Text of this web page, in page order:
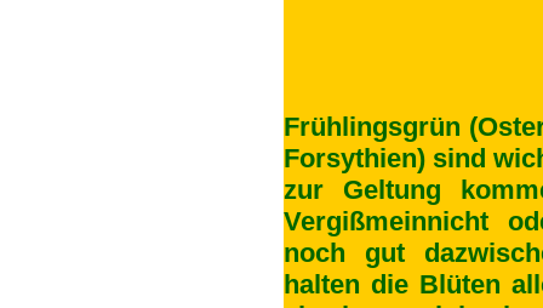
Frühlingsgrün
Forsythien) sind
zur Geltung
Vergißmeinnicht
noch gut
halten die Blüten